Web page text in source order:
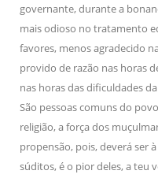
governante, durante a
mais odioso no tratamento
favores, menos agradecido
provido de razão nas horas
nas horas das dificuldades
São pessoas comuns do
religião, a força dos
propensão, pois, deverá ser
súditos, é o pior deles, a teu